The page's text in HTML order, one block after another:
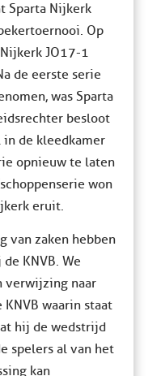
Sparta Nijkerk
Op
JO17-1
de eerste serie
was Sparta
besloot
de kleedkamer
opnieuw te laten
won
eruit.
van zaken hebben
KNVB. We
verwijzing naar
waarin staat
hij de wedstrijd
spelers al van het
kan